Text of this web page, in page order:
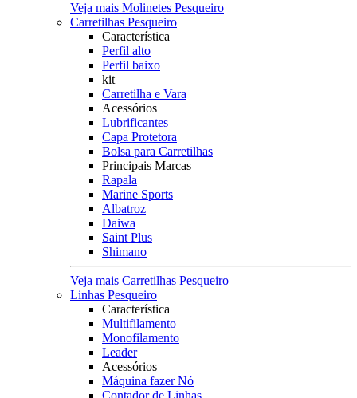
Veja mais Molinetes Pesqueiro
Carretilhas Pesqueiro
Característica
Perfil alto
Perfil baixo
kit
Carretilha e Vara
Acessórios
Lubrificantes
Capa Protetora
Bolsa para Carretilhas
Principais Marcas
Rapala
Marine Sports
Albatroz
Daiwa
Saint Plus
Shimano
Veja mais Carretilhas Pesqueiro
Linhas Pesqueiro
Característica
Multifilamento
Monofilamento
Leader
Acessórios
Máquina fazer Nó
Contador de Linhas